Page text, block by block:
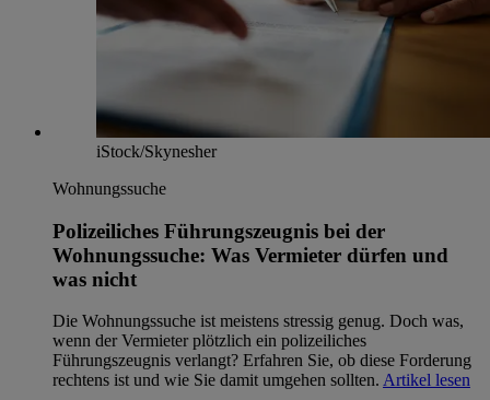
iStock/Skynesher
Wohnungssuche
Polizeiliches Führungszeugnis bei der
Wohnungssuche: Was Vermieter dürfen und
was nicht
Die Wohnungssuche ist meistens stressig genug. Doch was,
wenn der Vermieter plötzlich ein polizeiliches
Führungszeugnis verlangt? Erfahren Sie, ob diese Forderung
rechtens ist und wie Sie damit umgehen sollten. Artikel lesen